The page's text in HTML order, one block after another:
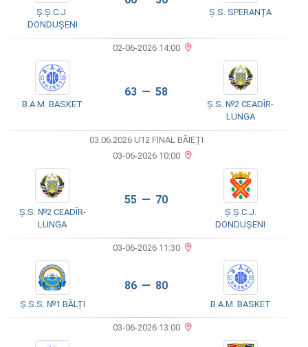
Ș.Ș.C.J.
DONDUȘENI
Ș.S. SPERANȚA
02-06-2026 14:00
B.A.M. BASKET
63 — 58
Ș.S. №2 CEADÎR-
LUNGA
03.06.2026 U12 FINAL BĂIEȚI
03-06-2026 10:00
Ș.S. №2 CEADÎR-
LUNGA
55 — 70
Ș.Ș.C.J.
DONDUȘENI
03-06-2026 11:30
Ș.S.S. №1 BĂLȚI
86 — 80
B.A.M. BASKET
03-06-2026 13:00